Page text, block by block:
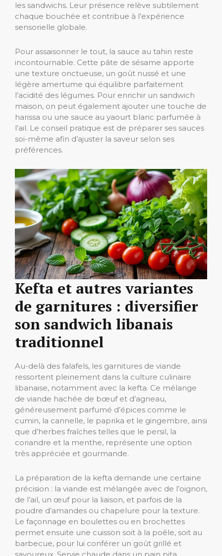
les sandwichs. Leur présence relève subtilement
chaque bouchée et contribue à l’expérience
sensorielle globale.
Pour assaisonner le tout, la sauce au tahin reste
incontournable. Cette pâte de sésame apporte
une texture onctueuse, un goût nussé et une
légère amertume qui équilibre parfaitement
l’acidité des légumes. Pour enrichir un sandwich
maison, on peut également ajouter une touche de
harissa ou une sauce au yaourt blanc parfumée à
l’ail. Le conseil pratique est de préparer ses sauces
soi-même afin d’ajuster la saveur selon ses
préférences.
Kefta et autres variantes
de garnitures : diversifier
son sandwich libanais
traditionnel
Au-delà des falafels, les garnitures de viande
ressortent pleinement dans la culture culinaire
libanaise, notamment avec la kefta. Ce mélange
de viande hachée de bœuf et d’agneau,
généreusement parfumé d’épices comme le
cumin, la cannelle, le paprika et le gingembre, ainsi
que d’herbes fraîches telles que le persil, la
coriandre et la menthe, représente une option
très appréciée et gourmande.
La préparation de la kefta demande une certaine
précision : la viande est mélangée avec de l’oignon,
de l’ail, un œuf pour la liaison, et parfois de la
poudre d’amandes ou chapelure pour la texture.
Le façonnage en boulettes ou en brochettes
permet ensuite une cuisson soit à la poêle, soit au
barbecue, pour lui conférer un goût grillé et